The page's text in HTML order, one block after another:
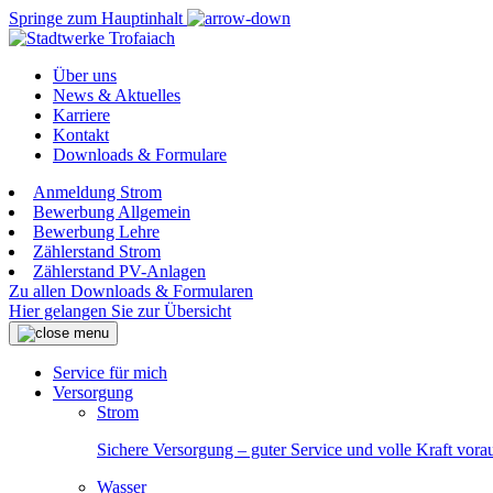
Springe zum Hauptinhalt
Über uns
News & Aktuelles
Karriere
Kontakt
Downloads & Formulare
Anmeldung Strom
Bewerbung Allgemein
Bewerbung Lehre
Zählerstand Strom
Zählerstand PV-Anlagen
Zu allen Downloads & Formularen
Hier gelangen Sie zur Übersicht
Service für mich
Versorgung
Strom
Sichere Versorgung – guter Service und volle Kraft
Wasser